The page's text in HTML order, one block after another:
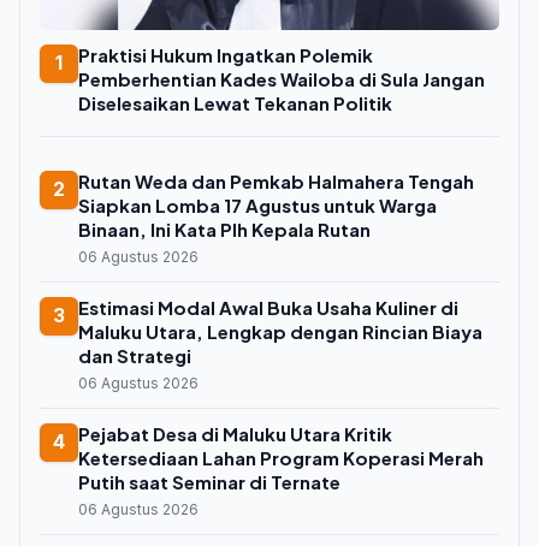
1
Praktisi Hukum Ingatkan Polemik
Pemberhentian Kades Wailoba di Sula Jangan
Diselesaikan Lewat Tekanan Politik
2
Rutan Weda dan Pemkab Halmahera Tengah
Siapkan Lomba 17 Agustus untuk Warga
Binaan, Ini Kata Plh Kepala Rutan
06 Agustus 2026
3
Estimasi Modal Awal Buka Usaha Kuliner di
Maluku Utara, Lengkap dengan Rincian Biaya
dan Strategi
06 Agustus 2026
4
Pejabat Desa di Maluku Utara Kritik
Ketersediaan Lahan Program Koperasi Merah
Putih saat Seminar di Ternate
06 Agustus 2026